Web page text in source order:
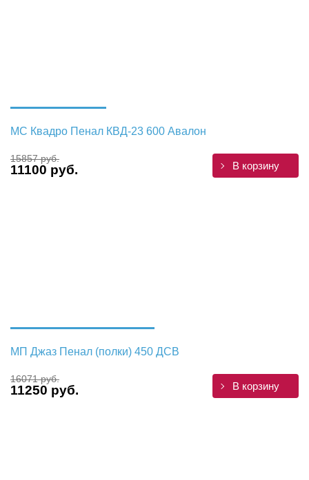
МС Квадро Пенал КВД-23 600 Авалон
15857 руб.
11100 руб. В корзину
МП Джаз Пенал (полки) 450 ДСВ
16071 руб.
11250 руб. В корзину